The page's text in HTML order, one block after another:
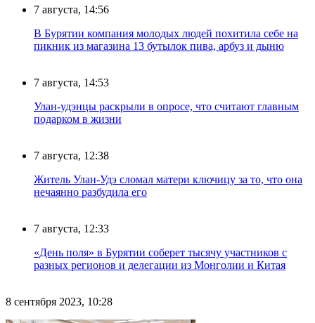
7 августа, 14:56
В Бурятии компания молодых людей похитила себе на
пикник из магазина 13 бутылок пива, арбуз и дыню
7 августа, 14:53
Улан-удэнцы раскрыли в опросе, что считают главным
подарком в жизни
7 августа, 12:38
Житель Улан-Удэ сломал матери ключицу за то, что она
нечаянно разбудила его
7 августа, 12:33
«День поля» в Бурятии соберет тысячу участников с
разных регионов и делегации из Монголии и Китая
8 сентября 2023, 10:28